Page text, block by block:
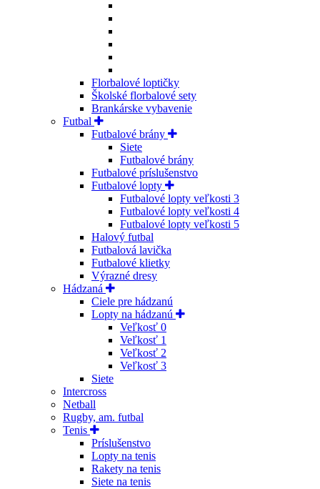
Florbalové loptičky
Školské florbalové sety
Brankárske vybavenie
Futbal
Futbalové brány
Siete
Futbalové brány
Futbalové príslušenstvo
Futbalové lopty
Futbalové lopty veľkosti 3
Futbalové lopty veľkosti 4
Futbalové lopty veľkosti 5
Halový futbal
Futbalová lavička
Futbalové klietky
Výrazné dresy
Hádzaná
Ciele pre hádzanú
Lopty na hádzanú
Veľkosť 0
Veľkosť 1
Veľkosť 2
Veľkosť 3
Siete
Intercross
Netball
Rugby, am. futbal
Tenis
Príslušenstvo
Lopty na tenis
Rakety na tenis
Siete na tenis